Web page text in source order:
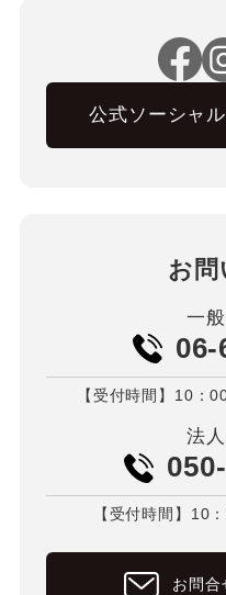
公式ソーシャ
お問
一
06-
【受付時間】10：
法
【受付時間】10
お問合